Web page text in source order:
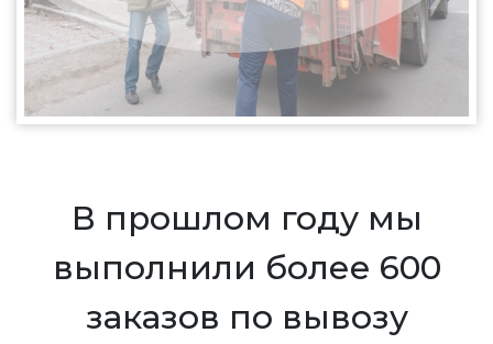
В прошлом году мы
выполнили более 600
заказов по вывозу